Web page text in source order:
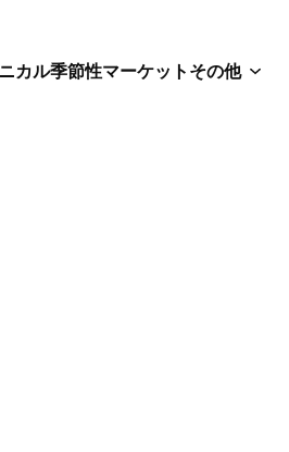
カル季節性マーケット その他